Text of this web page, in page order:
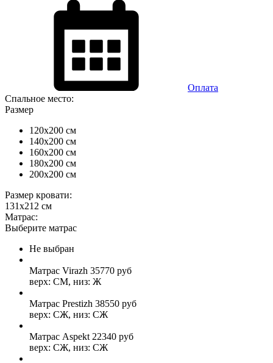
Оплата
Спальное место:
Размер
120x200 см
140x200 см
160x200 см
180x200 см
200x200 см
Размер кровати:
131x212 см
Матрас:
Выберите матрас
Не выбран
Матрас Virazh 35770 руб
верх: СМ, низ: Ж
Матрас Prestizh 38550 руб
верх: СЖ, низ: СЖ
Матрас Aspekt 22340 руб
верх: СЖ, низ: СЖ